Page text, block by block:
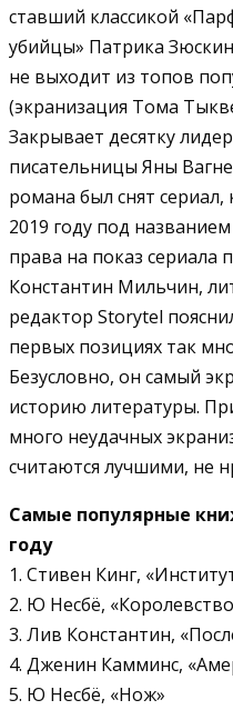
ставший классикой
убийцы» Патрика
не выходит из топов
(экранизация Тома
Закрывает десятку
писательницы Яны
романа был снят
2019 году под
права на показ сериала
Константин Мильчин,
редактор Storytel
первых позициях так
Безусловно, он самый
историю литературы.
много неудачных
считаются лучшими, не
Самые популярные
году
1. Стивен Кинг,
2. Ю Несбё,
3. Лив Константин,
4. Дженин Камминс,
5. Ю Несбё, «Нож»